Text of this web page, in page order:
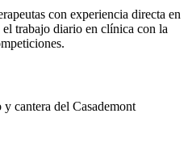
con experiencia directa en
trabajo diario en clínica con la
cantera del Casademont